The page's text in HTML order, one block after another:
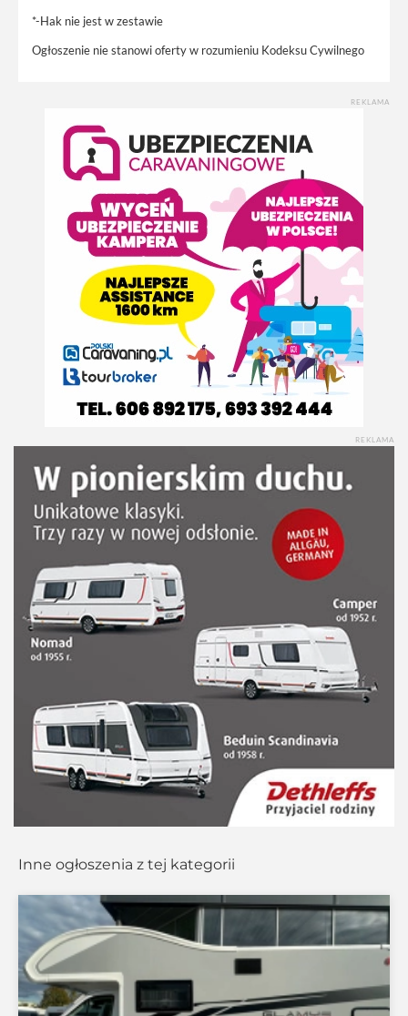
*-Hak nie jest w zestawie
Ogłoszenie nie stanowi oferty w rozumieniu Kodeksu Cywilnego
REKLAMA
REKLAMA
Inne ogłoszenia z tej kategorii